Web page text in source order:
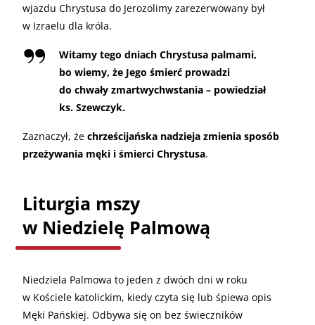
wjazdu Chrystusa do Jerozolimy zarezerwowany był
w Izraelu dla króla.
Witamy tego dniach Chrystusa palmami,
bo wiemy, że Jego śmierć prowadzi
do chwały zmartwychwstania – powiedział
ks. Szewczyk.
Zaznaczył, że chrześcijańska nadzieja zmienia sposób
przeżywania męki i śmierci Chrystusa.
Liturgia mszy
w Niedzielę Palmową
Niedziela Palmowa to jeden z dwóch dni w roku
w Kościele katolickim, kiedy czyta się lub śpiewa opis
Męki Pańskiej. Odbywa się on bez świeczników